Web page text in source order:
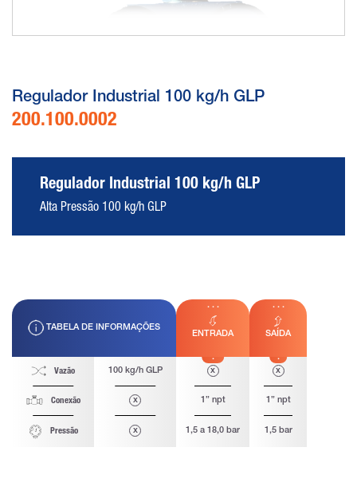
Regulador Industrial 100 kg/h GLP
200.100.0002
Regulador Industrial 100 kg/h GLP
Alta Pressão 100 kg/h GLP
TABELA DE INFORMAÇÕES
ENTRADA SAÍDA
Vazão 100 kg/h GLP x x
Conexão x 1” npt 1” npt
Pressão x 1,5 a 18,0 bar 1,5 bar